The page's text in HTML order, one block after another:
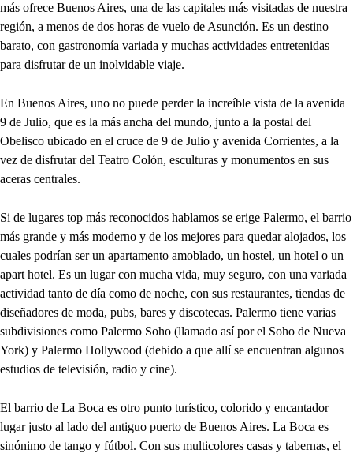
más ofrece Buenos Aires, una de las capitales más visitadas de nuestra
región, a menos de dos horas de vuelo de Asunción. Es un destino
barato, con gastronomía variada y muchas actividades entretenidas
para disfrutar de un inolvidable viaje.
En Buenos Aires, uno no puede perder la increíble vista de la avenida
9 de Julio, que es la más ancha del mundo, junto a la postal del
Obelisco ubicado en el cruce de 9 de Julio y avenida Corrientes, a la
vez de disfrutar del Teatro Colón, esculturas y monumentos en sus
aceras centrales.
Si de lugares top más reconocidos hablamos se erige Palermo, el barrio
más grande y más moderno y de los mejores para quedar alojados, los
cuales podrían ser un apartamento amoblado, un hostel, un hotel o un
apart hotel. Es un lugar con mucha vida, muy seguro, con una variada
actividad tanto de día como de noche, con sus restaurantes, tiendas de
diseñadores de moda, pubs, bares y discotecas. Palermo tiene varias
subdivisiones como Palermo Soho (llamado así por el Soho de Nueva
York) y Palermo Hollywood (debido a que allí se encuentran algunos
estudios de televisión, radio y cine).
El barrio de La Boca es otro punto turístico, colorido y encantador
lugar justo al lado del antiguo puerto de Buenos Aires. La Boca es
sinónimo de tango y fútbol. Con sus multicolores casas y tabernas, el